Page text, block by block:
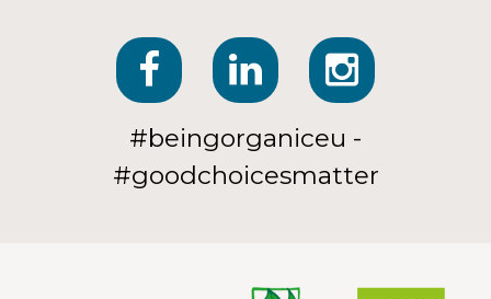
#beingorganiceu -
#goodchoicesmatter